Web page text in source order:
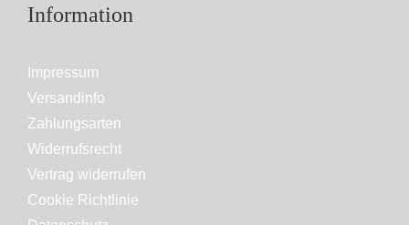
Information
Impressum
Versandinfo
Zahlungsarten
Widerrufsrecht
Vertrag widerrufen
Cookie Richtlinie